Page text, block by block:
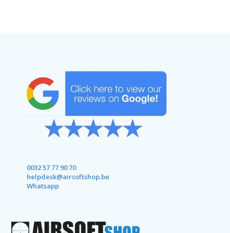
0032 57 77 90 70
helpdesk@airsoftshop.be
Whatsapp